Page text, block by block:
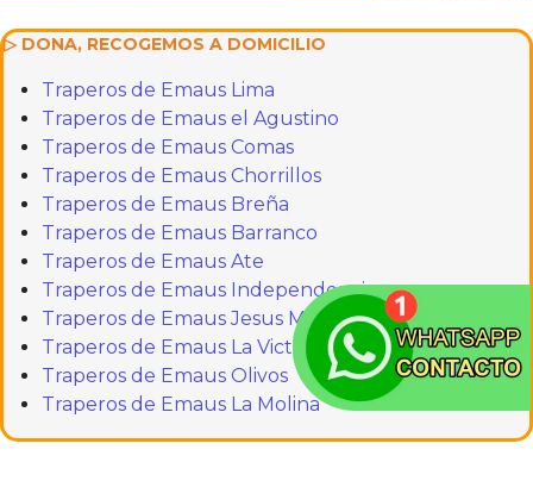
▷ DONA, RECOGEMOS A DOMICILIO
Traperos de Emaus Lima
Traperos de Emaus el Agustino
Traperos de Emaus Comas
Traperos de Emaus Chorrillos
Traperos de Emaus Breña
Traperos de Emaus Barranco
Traperos de Emaus Ate
Traperos de Emaus Independencia
Traperos de Emaus Jesus María
Traperos de Emaus La Victoria
Traperos de Emaus Olivos
Traperos de Emaus La Molina